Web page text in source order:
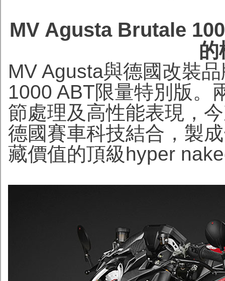
MV Agusta Brutale
的
MV Agusta與德國改裝
1000 ABT限量特別版。
節處理及高性能表現，
德國賽車科技結合，製
藏價值的頂級hyper